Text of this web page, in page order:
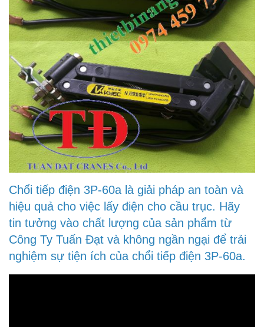
Chổi tiếp điện 3P-60a là giải pháp an toàn và
hiệu quả cho việc lấy điện cho cầu trục. Hãy
tin tưởng vào chất lượng của sản phẩm từ
Công Ty Tuấn Đạt và không ngần ngại để trải
nghiệm sự tiện ích của chổi tiếp điện 3P-60a.